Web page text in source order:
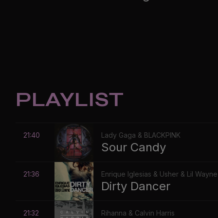
PLAYLIST
21:40 Lady Gaga & BLACKPINK
Sour Candy
21:36 Enrique Iglesias & Usher & Lil Wayne
Dirty Dancer
21:32 Rihanna & Calvin Harris